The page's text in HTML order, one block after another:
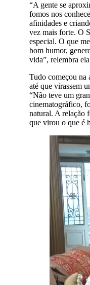
“A gente se
fomos nos
afinidades e
vez mais forte. O
especial. O que
bom humor,
vida”, relembra
Tudo começou na
até que virassem
“Não teve um
cinematográfico,
natural. A relação
que virou o que é